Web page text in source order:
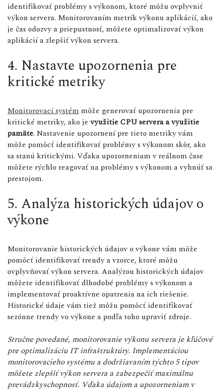
identifikovať problémy s výkonom, ktoré môžu ovplyvniť
výkon servera. Monitorovaním metrík výkonu aplikácií, ako
je čas odozvy a priepustnosť, môžete optimalizovať výkon
aplikácií a zlepšiť výkon servera.
4. Nastavte upozornenia pre
kritické metriky
Monitorovací systém môže generovať upozornenia pre
kritické metriky, ako jevyužitie CPU servera a využitie
pamäte. Nastavenie upozornení pre tieto metriky vám
môže pomôcť identifikovať problémy s výkonom skôr, ako
sa stanú kritickými. Vďaka upozorneniam v reálnom čase
môžete rýchlo reagovať na problémy s výkonom a vyhnúť sa
prestojom.
5. Analýza historických údajov o
výkone
Monitorovanie historických údajov o výkone vám môže
pomôcť identifikovať trendy a vzorce, ktoré môžu
ovplyvňovať výkon servera. Analýzou historických údajov
môžete identifikovať dlhodobé problémy s výkonom a
implementovať proaktívne opatrenia na ich riešenie.
Historické údaje vám tiež môžu pomôcť identifikovať
sezónne trendy vo výkone a podľa toho upraviť zdroje.
Stručne povedané, monitorovanie výkonu servera je kľúčové
pre optimalizáciu IT infraštruktúry. Implementáciou
monitorovacieho systému a dodržiavaním týchto 5 tipov
môžete zlepšiť výkon servera a zabezpečiť maximálnu
prevádzkyschopnosť. Vďaka údajom a upozorneniam v